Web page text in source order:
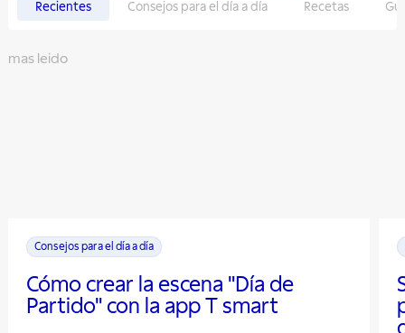
Recientes Consejos para el día a día Recetas
mas leido
Consejos para el día a día
Cómo crear la escena "Día de
Partido" con la app T smart